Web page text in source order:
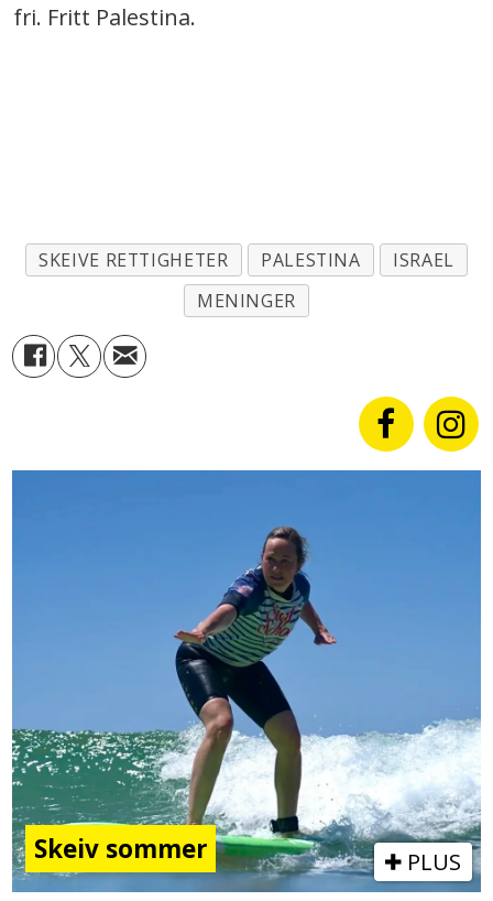
fri. Fritt Palestina.
SKEIVE RETTIGHETER PALESTINA
ISRAEL
MENINGER
Skeiv sommer PLUS